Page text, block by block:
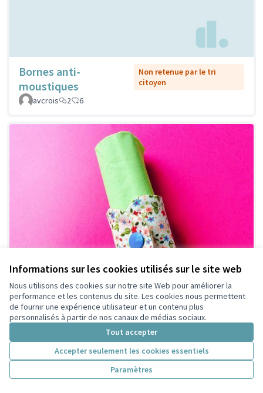
Informations sur les cookies utilisés sur le site web
Nous utilisons des cookies sur notre site Web pour améliorer la
performance et les contenus du site. Les cookies nous permettent
de fournir une expérience utilisateur et un contenu plus
personnalisés à partir de nos canaux de médias sociaux.
Tout accepter
Accepter seulement les cookies essentiels
Paramètres
Bornes anti-
moustiques
Non retenue par le tri
citoyen
avcrois
2 6
Des serviettes en tissu dans les